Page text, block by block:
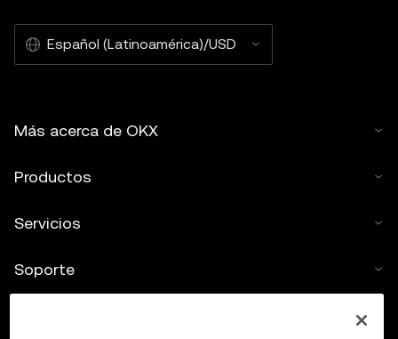
Español (Latinoamérica)/USD
Más acerca de OKX
Productos
Servicios
Soporte